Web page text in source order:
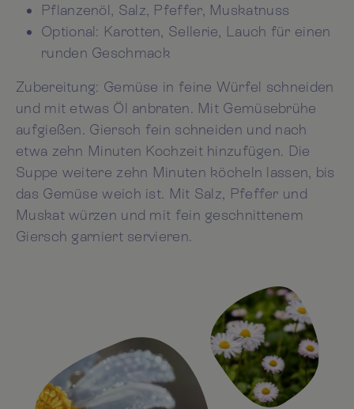
Pflanzenöl, Salz, Pfeffer, Muskatnuss
Optional: Karotten, Sellerie, Lauch für einen
runden Geschmack
Zubereitung: Gemüse in feine Würfel schneiden
und mit etwas Öl anbraten. Mit Gemüsebrühe
aufgießen. Giersch fein schneiden und nach
etwa zehn Minuten Kochzeit hinzufügen. Die
Suppe weitere zehn Minuten köcheln lassen, bis
das Gemüse weich ist. Mit Salz, Pfeffer und
Muskat würzen und mit fein geschnittenem
Giersch garniert servieren.